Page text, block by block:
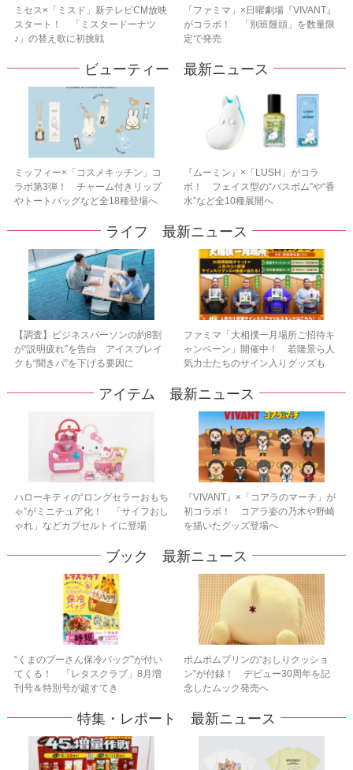
ミセス×「ミスド」新テレビCM放映
スタート！ 「ミスタードーナツ
♪」の替え歌に初挑戦
「ファミマ」×日曜劇場『VIVANT』
がコラボ！ 「別班饅頭」を数量限
定で発売
ビューティー 最新ニュース
ミッフィー×「コスメキッチン」コ
ラボ第3弾！ チャーム付きリップ
やトートバッグなど全18種登場へ
『ムーミン』×「LUSH」がコラ
ボ！ フェイス型の“バスボム”や“香
水”など全10種展開へ
ライフ 最新ニュース
【調査】ビジネスパーソンの約8割
が“説明疲れ”を告白 アイスブレイ
クも“聞きパ”を下げる要因に
ファミマ「大相撲一月場所ご招待キ
ャンペーン」開催中！ 若隆景ら人
気力士たちのサイン入りグッズも
アイテム 最新ニュース
ハローキティの“ロングセラーおもち
ゃ”がミニチュア化！ 「サイフおし
ゃれ」などカプセルトイに登場
『VIVANT』×「コアラのマーチ」が
初コラボ！ コアラ姿の乃木や野崎
を描いたグッズ登場へ
ブック 最新ニュース
“くまのプーさん保冷バッグ”が付い
てくる！ 「レタスクラブ」8月増
刊号＆特別号が超すてき
ポムポムプリンの“おしりクッショ
ン”が付録！ デビュー30周年を記
念したムック発売へ
特集・レポート 最新ニュース